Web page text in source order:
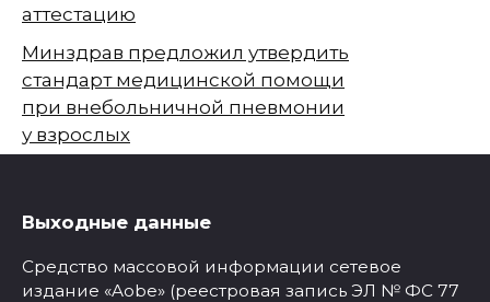
аттестацию
Минздрав предложил утвердить
стандарт медицинской помощи
при внебольничной пневмонии
у взрослых
Выходные данные
Средство массовой информации сетевое
издание «Aobe» (реестровая запись ЭЛ № ФС 77